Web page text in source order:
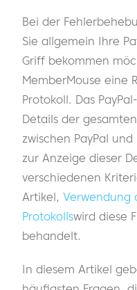
Bei der
Sie allgemein Ihre
Griff bekommen
MemberMouse eine
Protokoll. Das
Details der
zwischen PayPal
zur Anzeige dieser
verschiedenen
Artikel, Verwendung
Protokollswird diese
behandelt.
In diesem Artikel